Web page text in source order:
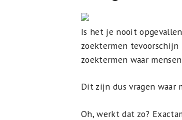
Is het je nooit
zoektermen
zoektermen waar
Dit zijn dus vragen waar
Oh, werkt dat zo?